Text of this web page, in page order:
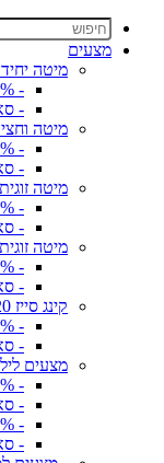
מצעים
מיטה יחיד 90/200
- 100% כותנה
-
מיטה וחצי 120/200
- 100% כותנה
-
מיטה זוגית 160/200
- 100% כותנה
-
מיטה זוגית 180/200
- 100% כותנה
-
קינג סייז 200/220
- 100% כותנה
-
מצעים
- 100% כותנה מיטת יחיד 90/200
-
- 100% כותנה מיטה וחצי 120/200
-